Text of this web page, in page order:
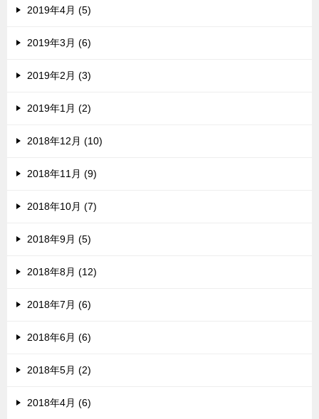
2019年4月 (5)
2019年3月 (6)
2019年2月 (3)
2019年1月 (2)
2018年12月 (10)
2018年11月 (9)
2018年10月 (7)
2018年9月 (5)
2018年8月 (12)
2018年7月 (6)
2018年6月 (6)
2018年5月 (2)
2018年4月 (6)